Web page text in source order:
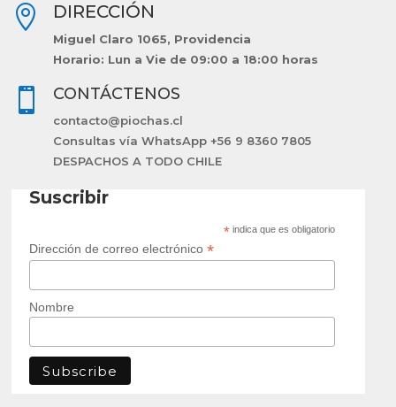
 DIRECCIÓN
Miguel Claro 1065, Providencia
Horario: Lun a Vie de 09:00 a 18:00 horas
 CONTÁCTENOS
contacto@piochas.cl
Consultas vía WhatsApp +56 9 8360 7805
DESPACHOS A TODO CHILE
Suscribir
* indica que es obligatorio
Dirección de correo electrónico*
Nombre